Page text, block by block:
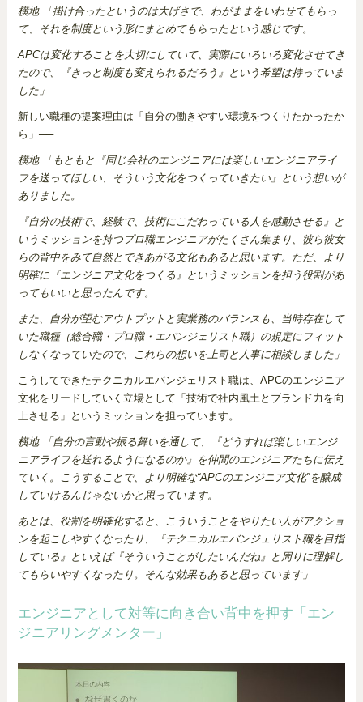
横地 「掛け合ったというのは大げさで、わがままをいわせてもらっ
て、それを制度という形にまとめてもらったという感じです。
APCは変化することを大切にしていて、実際にいろいろ変化させてき
たので、『きっと制度も変えられるだろう』という希望は持っていま
した」
新しい職種の提案理由は「自分の働きやすい環境をつくりたかったか
ら」──
横地 「もともと『同じ会社のエンジニアには楽しいエンジニアライ
フを送ってほしい、そういう文化をつくっていきたい』という想いが
ありました。
『自分の技術で、経験で、技術にこだわっている人を感動させる』と
いうミッションを持つプロ職エンジニアがたくさん集まり、彼ら彼女
らの背中をみて自然とできあがる文化もあると思います。ただ、より
明確に『エンジニア文化をつくる』というミッションを担う役割があ
ってもいいと思ったんです。
また、自分が望むアウトプットと実業務のバランスも、当時存在して
いた職種（総合職・プロ職・エバンジェリスト職）の規定にフィット
しなくなっていたので、これらの想いを上司と人事に相談しました」
こうしてできたテクニカルエバンジェリスト職は、APCのエンジニア
文化をリードしていく立場として「技術で社内風土とブランド力を向
上させる」というミッションを担っています。
横地 「自分の言動や振る舞いを通して、『どうすれば楽しいエンジ
ニアライフを送れるようになるのか』を仲間のエンジニアたちに伝え
ていく。こうすることで、より明確な“APCのエンジニア文化”を醸成
していけるんじゃないかと思っています。
あとは、役割を明確化すると、こういうことをやりたい人がアクショ
ンを起こしやすくなったり、『テクニカルエバンジェリスト職を目指
している』といえば『そういうことがしたいんだね』と周りに理解し
てもらいやすくなったり。そんな効果もあると思っています」
エンジニアとして対等に向き合い背中を押す「エン
ジニアリングメンター」